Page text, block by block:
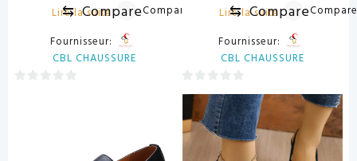
Lire la suite
⇆ CompareCompare
Fournisseur:
CBL CHAUSSURE
Lire la suite
⇆ Compare
Fournisseur:
CBL CHAUSSURE
0
5